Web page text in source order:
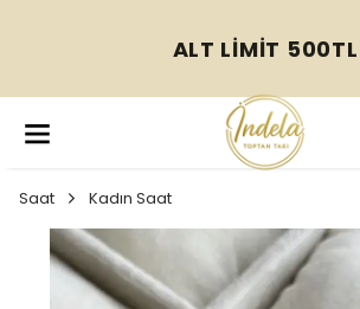
ALT LİMİT 500TL
Saat Kadın Saat